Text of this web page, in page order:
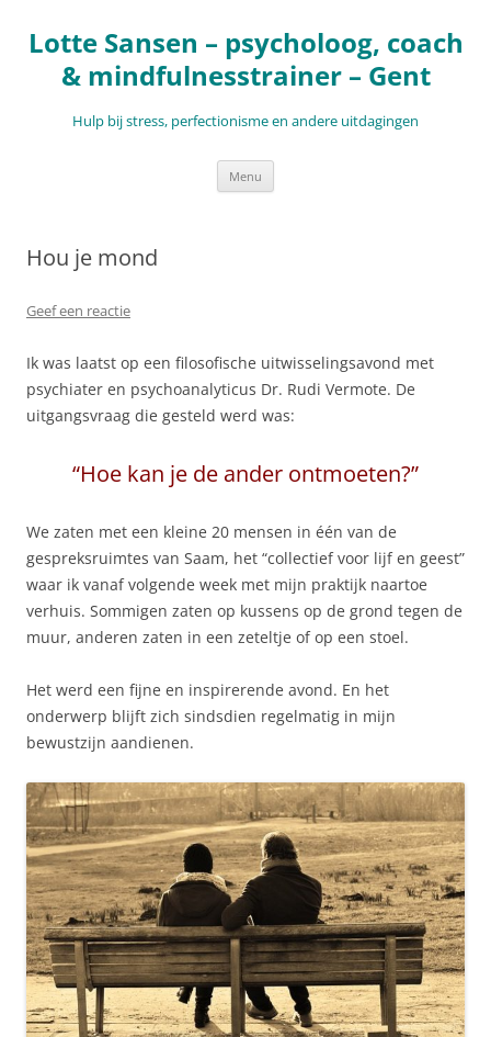
de
inhoud
Lotte Sansen – psycholoog, coach
& mindfulnesstrainer – Gent
Hulp bij stress, perfectionisme en andere uitdagingen
Menu
Hou je mond
Geef een reactie
Ik was laatst op een filosofische uitwisselingsavond met
psychiater en psychoanalyticus Dr. Rudi Vermote. De
uitgangsvraag die gesteld werd was:
“Hoe kan je de ander ontmoeten?”
We zaten met een kleine 20 mensen in één van de
gespreksruimtes van Saam, het “collectief voor lijf en geest”
waar ik vanaf volgende week met mijn praktijk naartoe
verhuis. Sommigen zaten op kussens op de grond tegen de
muur, anderen zaten in een zeteltje of op een stoel.
Het werd een fijne en inspirerende avond. En het
onderwerp blijft zich sindsdien regelmatig in mijn
bewustzijn aandienen.